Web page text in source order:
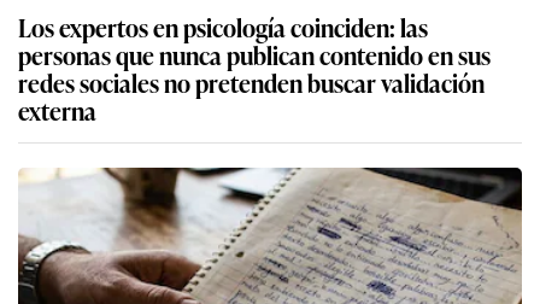
Los expertos en psicología coinciden: las
personas que nunca publican contenido en sus
redes sociales no pretenden buscar validación
externa